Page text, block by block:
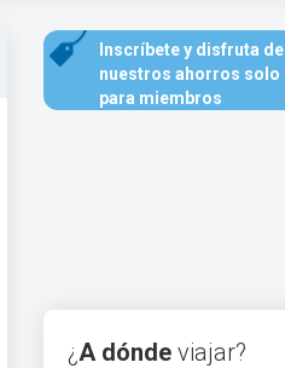
Inscríbete y disfruta de
nuestros ahorros solo
para miembros
¿A dóndeviajar?